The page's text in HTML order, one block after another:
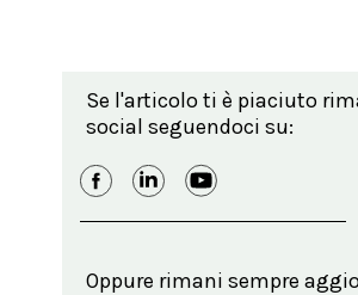
Se l'articolo ti è piaciuto
social seguendoci su:
Oppure rimani sempre